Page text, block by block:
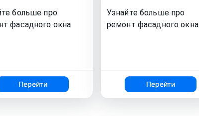
больше про
фасадного окна
Перейти
Узнайте больше про
ремонт фасадного окна
Перейти